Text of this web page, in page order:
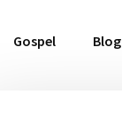
Gospel Blog